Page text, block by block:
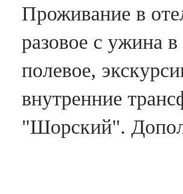
Проживание в
разовое с ужина
полевое,
внутренние
"Шорский".